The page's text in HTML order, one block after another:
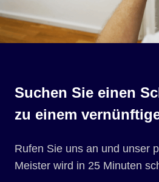
Suchen Sie einen
zu einem
Rufen Sie uns an und unser
Meister wird in 25 Minuten